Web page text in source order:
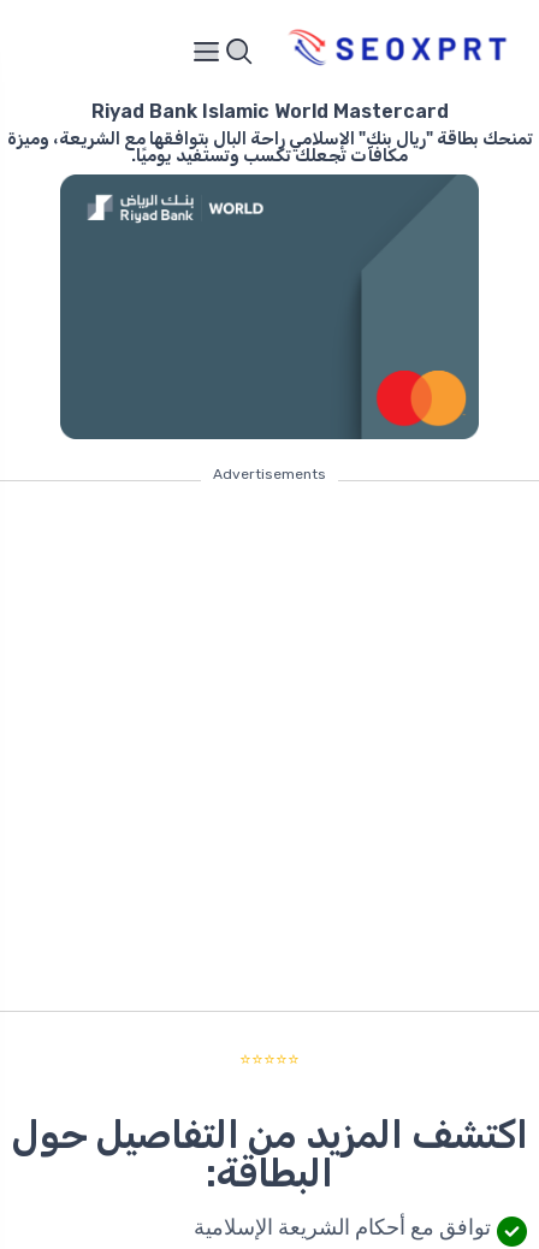
Riyad Bank Islamic World Mastercard
تمنحك بطاقة "ريال بنك" الإسلامي راحة البال بتوافقها مع الشريعة، وميزة
مكافآت تجعلك تكسب وتستفيد يوميًا.
Advertisements
⭐⭐⭐⭐⭐
اكتشف المزيد من التفاصيل حول
البطاقة:
توافق مع أحكام الشريعة الإسلامية